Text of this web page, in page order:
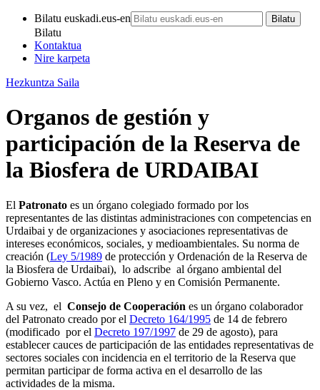
Bilatu euskadi.eus-en
Bilatu
Kontaktua
Nire karpeta
Hezkuntza Saila
Organos de gestión y
participación de la Reserva de
la Biosfera de URDAIBAI
El Patronato es un órgano colegiado formado por los
representantes de las distintas administraciones con competencias en
Urdaibai y de organizaciones y asociaciones representativas de
intereses económicos, sociales, y medioambientales. Su norma de
creación (Ley 5/1989 de protección y Ordenación de la Reserva de
la Biosfera de Urdaibai), lo adscribe al órgano ambiental del
Gobierno Vasco. Actúa en Pleno y en Comisión Permanente.
A su vez, el Consejo de Cooperación es un órgano colaborador
del Patronato creado por el Decreto 164/1995 de 14 de febrero
(modificado por el Decreto 197/1997 de 29 de agosto), para
establecer cauces de participación de las entidades representativas de
sectores sociales con incidencia en el territorio de la Reserva que
permitan participar de forma activa en el desarrollo de las
actividades de la misma.